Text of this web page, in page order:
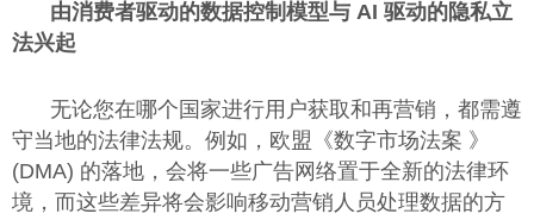
由消费者驱动的数据控制模型与 AI 驱动的隐私立
法兴起
无论您在哪个国家进行用户获取和再营销，都需遵
守当地的法律法规。例如，欧盟《数字市场法案 》
(DMA) 的落地，会将一些广告网络置于全新的法律环
境，而这些差异将会影响移动营销人员处理数据的方